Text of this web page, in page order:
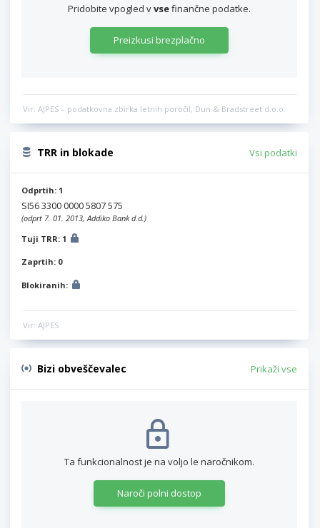
Pridobite vpogled vvsefinančne podatke.
Preizkusi brezplačno
Vir: AJPES – podatkovna zbirka letnih poročil, Dun & Bradstreet d.o.o.
TRR in blokade Vsi podatki
Odprtih: 1
SI56 3300 0000 5807 575
(odprt 7. 01. 2013, Addiko Bank d.d.)
Tuji TRR: 1
Zaprtih: 0
Blokiranih:
Vir: AJPES
Bizi obveščevalec Prikaži vse
Ta funkcionalnost je na voljo le naročnikom.
Naroči polni dostop